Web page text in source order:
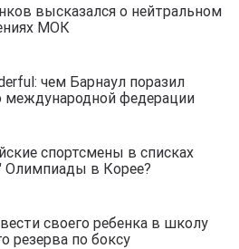
высказался о нейтральном
МОК
чем Барнаул поразил
международной федерации
спортсмены в списках
Олимпиады в Корее?
своего ребенка в школу
резерва по боксу